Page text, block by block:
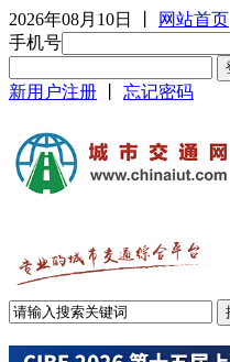
2026年08月10日 网站首页
手机号
新用户注册 忘记密码